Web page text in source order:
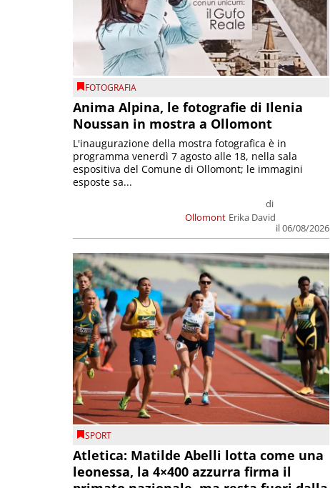
FOTOGRAFIA
Anima Alpina, le fotografie di Ilenia
Noussan in mostra a Ollomont
Ollomont
di
Erika David
il 06/08/2026
L'inaugurazione della mostra fotografica è in
programma venerdì 7 agosto alle 18, nella sala
espositiva del Comune di Ollomont; le immagini
esposte sa...
SPORT
Atletica: Matilde Abelli lotta come una
leonessa, la 4×400 azzurra firma il